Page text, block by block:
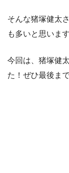
そんな猪塚健太
も多いと思います
今回は、猪塚健
た！ぜひ最後ま